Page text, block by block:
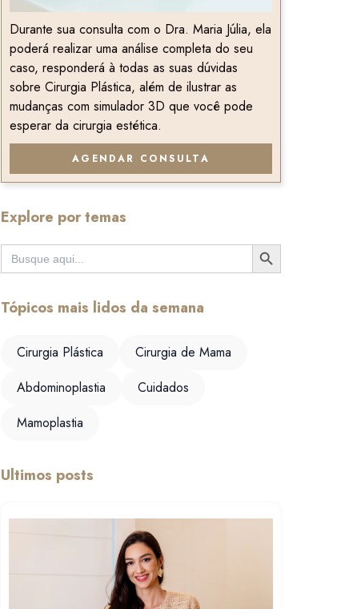
Durante sua consulta com o Dra. Maria Júlia, ela
poderá realizar uma análise completa do seu
caso, responderá à todas as suas dúvidas
sobre Cirurgia Plástica, além de ilustrar as
mudanças com simulador 3D que você pode
esperar da cirurgia estética.
AGENDAR CONSULTA
Explore por temas
Search
for:
Search Button
Tópicos mais lidos da semana
Cirurgia Plástica
Cirurgia de Mama
Abdominoplastia
Cuidados
Mamoplastia
Ultimos posts